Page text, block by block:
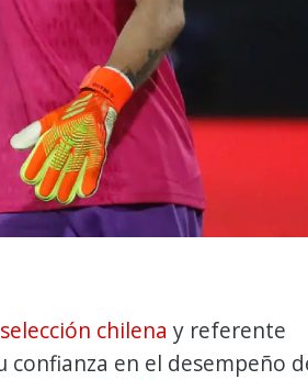
selección chilena y referente
confianza en el desempeño